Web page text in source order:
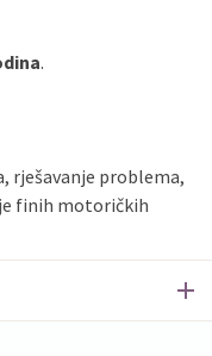
.
rješavanje problema,
finih motoričkih